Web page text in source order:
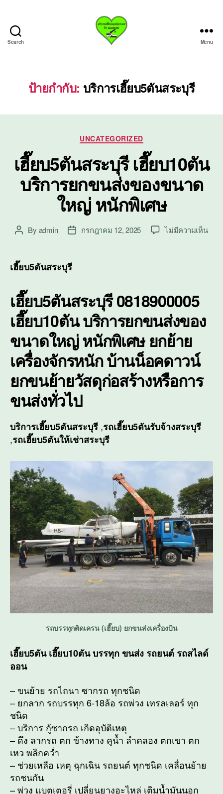
Search
บรถ
ยก
ประเทศ.com
Menu
ป้ายกำกับ: บริการเฮี๊ยบ5ตันสระบุรี
Categories
UNCATEGORIZED
เฮี๊ยบ5ตันสระบุรี เฮี๊ยบ10ตัน
บริการยกขนส่งของขนาด
ใหญ่ หนักพิเศษ
PostBy admin
Postกรกฎาคม 12, 2025 ไม่มีความเห็นบน
เฮี๊ยบ5ตันสระบุรี
เฮี๊ยบ5ตันสระบุรี 0818900005
เฮี๊ยบ10ตัน บริการยกขนส่งของ
ขนาดใหญ่ หนักพิเศษ ยกย้าย
เครื่องจักรหนัก บ้านน็อคดาวน์
ยกขนย้ายวัสดุก่อสร้างหรือการ
ขนส่งทั่วไป
บริการเฮี๊ยบ5ตันสระบุรี ,รถเฮี๊ยบ5ตันรับจ้างสระบุรี
,รถเฮี๊ยบ5ตันให้เช่าสระบุรี
รถบรรทุกติดเครน (เฮี๊ยบ) ยกขนส่งเครื่องบิน
เฮี๊ยบ5ตัน เฮี๊ยบ10ตัน บรรทุก ขนส่ง รถยนต์ รถสไลด์
ออน
– ขนย้าย รถไถนา ซากรถ ทุกชนิด
– ยกลาก รถบรรทุก 6-18ล้อ รถพ่วง เทรลเลอร์ ทุก
ชนิด
– บริการ กู้ซากรถ เกิดอุบัติเหตุ
– ดึง ลากรถ ตก ข้างทาง คูน้ำ ลำคลอง ตกเขา ตก
เหว พลิกคว่ำ
– ช่วยเหลือ เหตุ ฉุกเฉิน รถยนต์ ทุกชนิด เคลื่อนย้าย
รถชนกัน
– พ่วง แบตเตอรี่ เปลี่ยนยางอะไหล่ เติมน้ำมันนอก